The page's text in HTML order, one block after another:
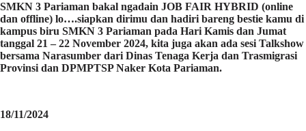
SMKN 3 Pariaman bakal ngadain JOB FAIR HYBRID (online
dan offline) lo….siapkan dirimu dan hadiri bareng bestie kamu di
kampus biru SMKN 3 Pariaman pada Hari Kamis dan Jumat
tanggal 21 – 22 November 2024, kita juga akan ada sesi Talkshow
bersama Narasumber dari Dinas Tenaga Kerja dan Trasmigrasi
Provinsi dan DPMPTSP Naker Kota Pariaman.
18/11/2024